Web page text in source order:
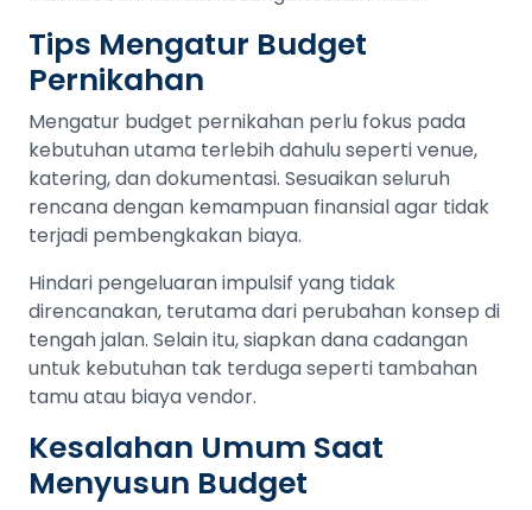
Tips Mengatur Budget
Pernikahan
Mengatur budget pernikahan perlu fokus pada
kebutuhan utama terlebih dahulu seperti venue,
katering, dan dokumentasi. Sesuaikan seluruh
rencana dengan kemampuan finansial agar tidak
terjadi pembengkakan biaya.
Hindari pengeluaran impulsif yang tidak
direncanakan, terutama dari perubahan konsep di
tengah jalan. Selain itu, siapkan dana cadangan
untuk kebutuhan tak terduga seperti tambahan
tamu atau biaya vendor.
Kesalahan Umum Saat
Menyusun Budget